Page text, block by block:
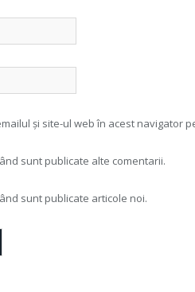
și site-ul web în acest navigator
sunt publicate alte comentarii.
sunt publicate articole noi.